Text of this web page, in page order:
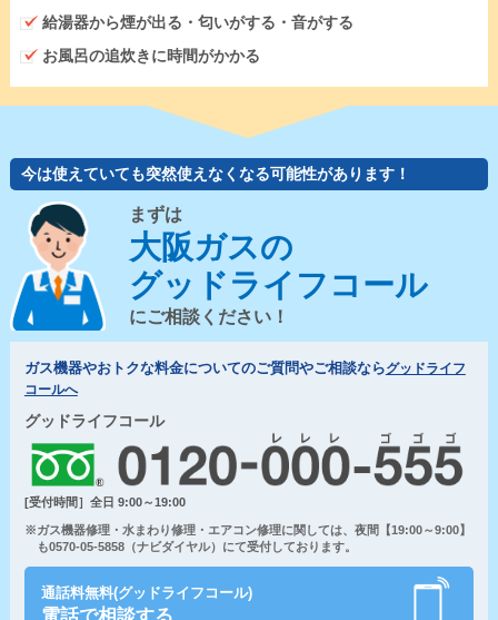
給湯器から煙が出る・匂いがする・音がする
お風呂の追炊きに時間がかかる
今は使えていても突然使えなくなる可能性があります！
まずは
大阪ガスの
グッドライフコール
にご相談ください！
ガス機器やおトクな料金についてのご質問やご相談ならグッドライフ
コールへ
グッドライフコール
[受付時間］全日 9:00～19:00
※ガス機器修理・水まわり修理・エアコン修理に関しては、夜間【19:00～9:00】
も0570-05-5858（ナビダイヤル）にて受付しております。
通話料無料(グッドライフコール)
電話で相談する